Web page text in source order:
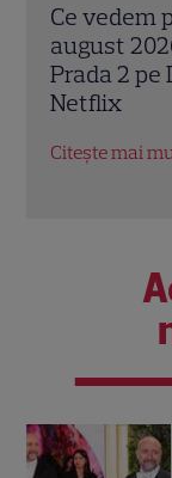
Josh
thrillerul
premiile